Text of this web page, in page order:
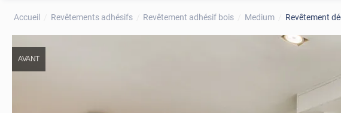
Accueil Revêtements adhésifs Revêtement adhésif bois Medium Revêtement
AVANT